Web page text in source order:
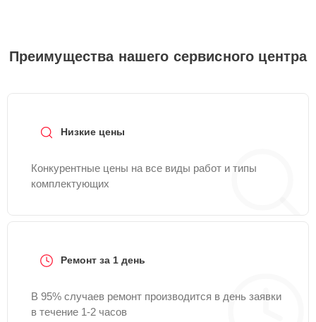
Преимущества нашего сервисного центра
Низкие цены
Конкурентные цены на все виды работ и типы
комплектующих
Ремонт за 1 день
В 95% случаев ремонт производится в день заявки
в течение 1-2 часов